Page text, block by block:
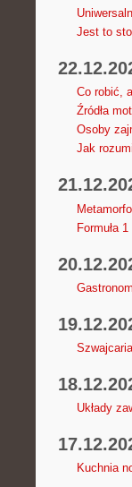
Jest to
Co robić,
Źródła
Osoby
Jak
Formuła
Układy
Kuchnia